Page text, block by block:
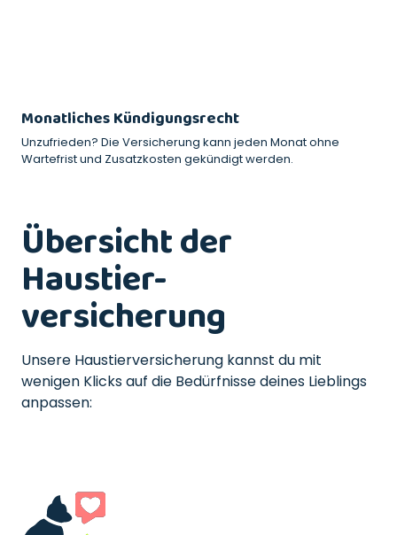
Monatliches Kündigungsrecht
Unzufrieden? Die Versicherung kann jeden Monat ohne
Wartefrist und Zusatzkosten gekündigt werden.
Übersicht der
Haustier-
versicherung
Unsere Haustierversicherung kannst du mit
wenigen Klicks auf die Bedürfnisse deines Lieblings
anpassen: